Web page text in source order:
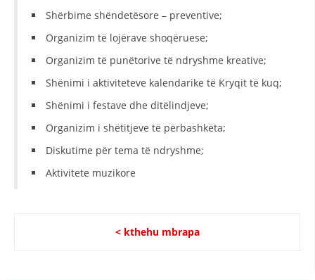
Shërbime shëndetësore – preventive;
Organizim të lojërave shoqëruese;
Organizim të punëtorive të ndryshme kreative;
Shënimi i aktiviteteve kalendarike të Kryqit të kuq;
Shënimi i festave dhe ditëlindjeve;
Organizim i shëtitjeve të përbashkëta;
Diskutime për tema të ndryshme;
Aktivitete muzikore
< kthehu mbrapa